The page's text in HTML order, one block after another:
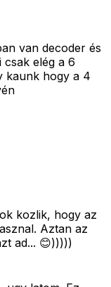
van decoder és
elég a 6
kaunk hogy a 4
kozlik, hogy az
Aztan az
ad... 😊)))))